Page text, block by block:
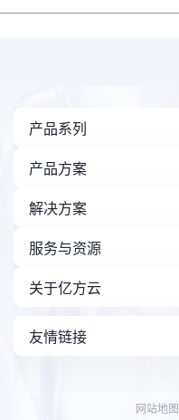
产品系列
产品方案
解决方案
服务与资源
关于亿方云
友情链接
网站地图